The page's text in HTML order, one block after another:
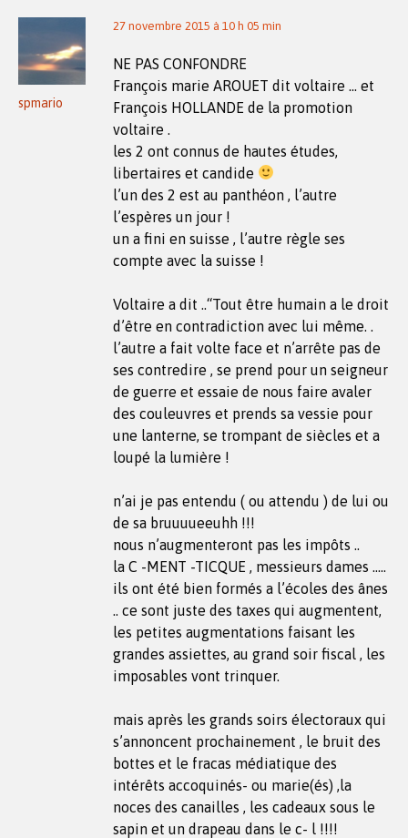
spmario
27 novembre 2015 à 10 h 05 min
NE PAS CONFONDRE
François marie AROUET dit voltaire … et
François HOLLANDE de la promotion
voltaire .
les 2 ont connus de hautes études,
libertaires et candide
l’un des 2 est au panthéon , l’autre
l’espères un jour !
un a fini en suisse , l’autre règle ses
compte avec la suisse !
Voltaire a dit ..“Tout être humain a le droit
d’être en contradiction avec lui même. .
l’autre a fait volte face et n’arrête pas de
ses contredire , se prend pour un seigneur
de guerre et essaie de nous faire avaler
des couleuvres et prends sa vessie pour
une lanterne, se trompant de siècles et a
loupé la lumière !
n’ai je pas entendu ( ou attendu ) de lui ou
de sa bruuuueeuhh !!!
nous n’augmenteront pas les impôts ..
la C -MENT -TICQUE , messieurs dames …..
ils ont été bien formés a l’écoles des ânes
.. ce sont juste des taxes qui augmentent,
les petites augmentations faisant les
grandes assiettes, au grand soir fiscal , les
imposables vont trinquer.
mais après les grands soirs électoraux qui
s’annoncent prochainement , le bruit des
bottes et le fracas médiatique des
intérêts accoquinés- ou marie(és) ,la
noces des canailles , les cadeaux sous le
sapin et un drapeau dans le c- l !!!!